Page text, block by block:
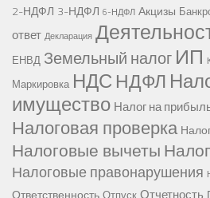
2-НДФЛ 3-НДФЛ 6-НДФЛ Акцизы
ответ Декларация
ЕНВД Земельный налог ИП
Маркировка НДС НДФЛ
имущество Налог на
Налоговая проверка
Налоговые вычеты
Налоговые правонарушения